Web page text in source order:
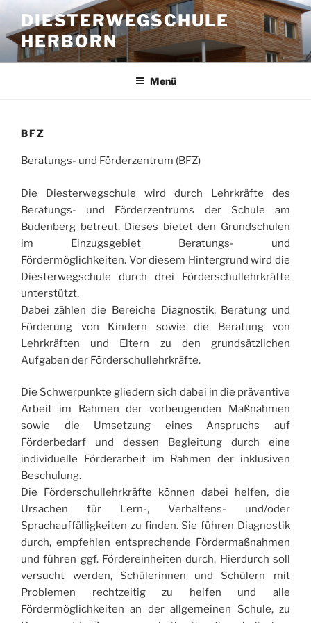
Inhalt
springen
DIESTERWEGSCHULE
HERBORN
Menü
BFZ
Beratungs- und Förderzentrum (BFZ)
Die Diesterwegschule wird durch Lehrkräfte des
Beratungs- und Förderzentrums der Schule am
Budenberg betreut. Dieses bietet den Grundschulen
im Einzugsgebiet Beratungs- und
Fördermöglichkeiten. Vor diesem Hintergrund wird die
Diesterwegschule durch drei Förderschullehrkräfte
unterstützt.
Dabei zählen die Bereiche Diagnostik, Beratung und
Förderung von Kindern sowie die Beratung von
Lehrkräften und Eltern zu den grundsätzlichen
Aufgaben der Förderschullehrkräfte.
Die Schwerpunkte gliedern sich dabei in die präventive
Arbeit im Rahmen der vorbeugenden Maßnahmen
sowie die Umsetzung eines Anspruchs auf
Förderbedarf und dessen Begleitung durch eine
individuelle Förderarbeit im Rahmen der inklusiven
Beschulung.
Die Förderschullehrkräfte können dabei helfen, die
Ursachen für Lern-, Verhaltens- und/oder
Sprachauffälligkeiten zu finden. Sie führen Diagnostik
durch, empfehlen entsprechende Fördermaßnahmen
und führen ggf. Fördereinheiten durch. Hierdurch soll
versucht werden, Schülerinnen und Schülern mit
Problemen rechtzeitig zu helfen und alle
Fördermöglichkeiten an der allgemeinen Schule, zu